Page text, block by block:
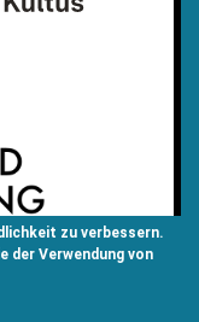
zu verbessern.
der Verwendung von